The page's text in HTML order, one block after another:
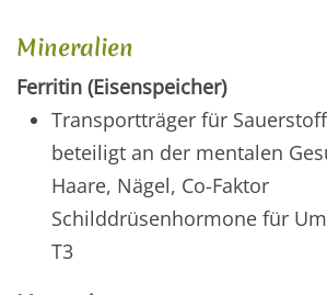
Mineralien
Ferritin (Eisenspeicher)
Transportträger für
beteiligt an der mentalen
Haare, Nägel, Co-Faktor
Schilddrüsenhormone für
T3